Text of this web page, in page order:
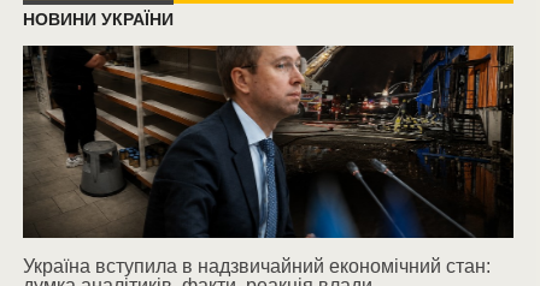
НОВИНИ УКРАЇНИ
Україна вступила в надзвичайний економічний стан: